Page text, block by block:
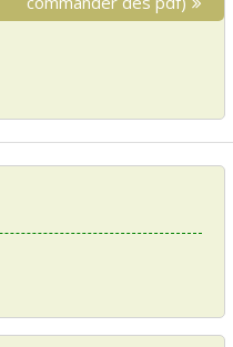
t
t
: